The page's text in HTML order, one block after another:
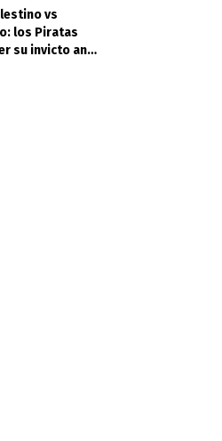
vs
los Piratas
su invicto ante